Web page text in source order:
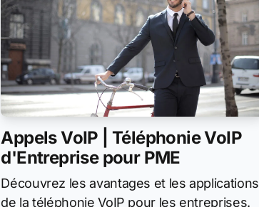
Appels VoIP | Téléphonie VoIP
d'Entreprise pour PME
Découvrez les avantages et les applications
de la téléphonie VoIP pour les entreprises.